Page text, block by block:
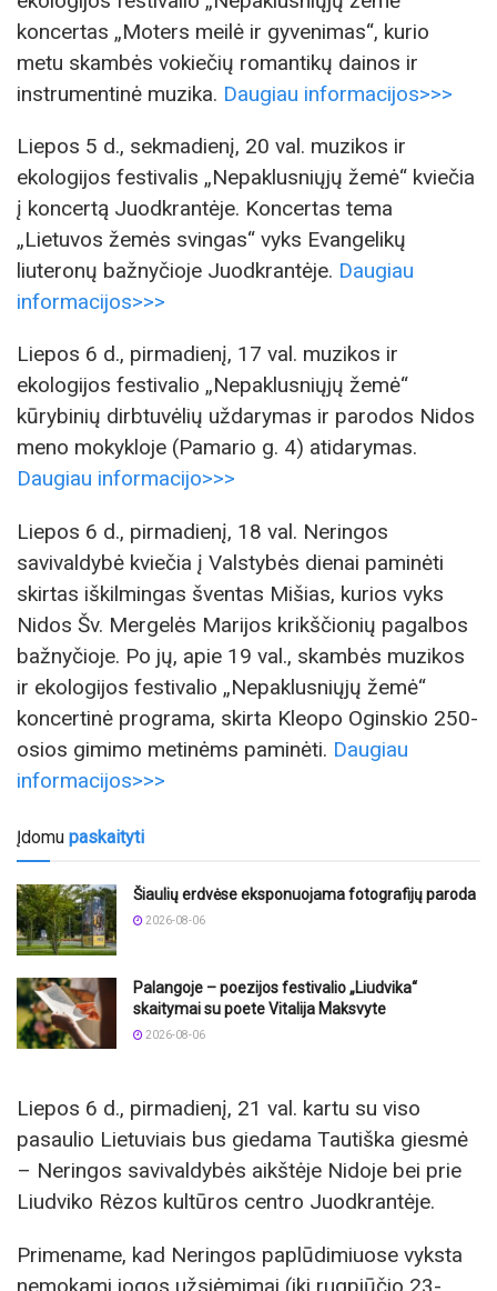
koncertas „Moters meilė ir gyvenimas“, kurio
metu skambės vokiečių romantikų dainos ir
instrumentinė muzika. Daugiau informacijos>>>
Liepos 5 d., sekmadienį, 20 val. muzikos ir
ekologijos festivalis „Nepaklusniųjų žemė“ kviečia
į koncertą Juodkrantėje. Koncertas tema
„Lietuvos žemės svingas“ vyks Evangelikų
liuteronų bažnyčioje Juodkrantėje. Daugiau
informacijos>>>
Liepos 6 d., pirmadienį, 17 val. muzikos ir
ekologijos festivalio „Nepaklusniųjų žemė“
kūrybinių dirbtuvėlių uždarymas ir parodos Nidos
meno mokykloje (Pamario g. 4) atidarymas.
Daugiau informacijo>>>
Liepos 6 d., pirmadienį, 18 val. Neringos
savivaldybė kviečia į Valstybės dienai paminėti
skirtas iškilmingas šventas Mišias, kurios vyks
Nidos Šv. Mergelės Marijos krikščionių pagalbos
bažnyčioje. Po jų, apie 19 val., skambės muzikos
ir ekologijos festivalio „Nepaklusniųjų žemė“
koncertinė programa, skirta Kleopo Oginskio 250-
osios gimimo metinėms paminėti. Daugiau
informacijos>>>
Įdomu paskaityti
Šiaulių erdvėse eksponuojama fotografijų paroda
2026-08-06
Palangoje – poezijos festivalio „Liudvika“
skaitymai su poete Vitalija Maksvyte
2026-08-06
Liepos 6 d., pirmadienį, 21 val. kartu su viso
pasaulio Lietuviais bus giedama Tautiška giesmė
– Neringos savivaldybės aikštėje Nidoje bei prie
Liudviko Rėzos kultūros centro Juodkrantėje.
Primename, kad Neringos paplūdimiuose vyksta
nemokami jogos užsiėmimai (iki rugpjūčio 23-